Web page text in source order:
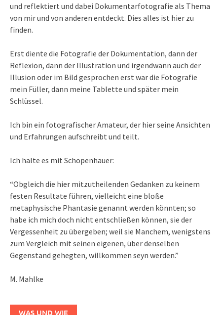
und reflektiert und dabei Dokumentarfotografie als Thema
von mir und von anderen entdeckt. Dies alles ist hier zu
finden.
Erst diente die Fotografie der Dokumentation, dann der
Reflexion, dann der Illustration und irgendwann auch der
Illusion oder im Bild gesprochen erst war die Fotografie
mein Füller, dann meine Tablette und später mein
Schlüssel.
Ich bin ein fotografischer Amateur, der hier seine Ansichten
und Erfahrungen aufschreibt und teilt.
Ich halte es mit Schopenhauer:
“Obgleich die hier mitzutheilenden Gedanken zu keinem
festen Resultate führen, vielleicht eine bloße
metaphysische Phantasie genannt werden könnten; so
habe ich mich doch nicht entschließen können, sie der
Vergessenheit zu übergeben; weil sie Manchem, wenigstens
zum Vergleich mit seinen eigenen, über denselben
Gegenstand gehegten, willkommen seyn werden.”
M. Mahlke
WAS UND WIE